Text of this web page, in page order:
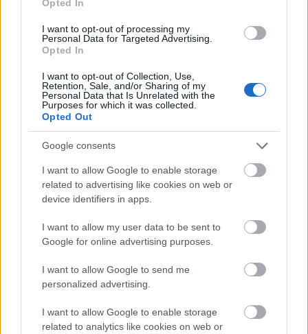
Opted In
I want to opt-out of processing my
Personal Data for Targeted Advertising.
Opted In
I want to opt-out of Collection, Use,
Retention, Sale, and/or Sharing of my
Personal Data that Is Unrelated with the
Purposes for which it was collected.
Opted Out
Google consents
I want to allow Google to enable storage
related to advertising like cookies on web or
device identifiers in apps.
I want to allow my user data to be sent to
Google for online advertising purposes.
I want to allow Google to send me
personalized advertising.
I want to allow Google to enable storage
related to analytics like cookies on web or
Megosztás
Küldés
Messengeren
Itt állíthatod be, hogy a Google
glamour.hu cikkeit